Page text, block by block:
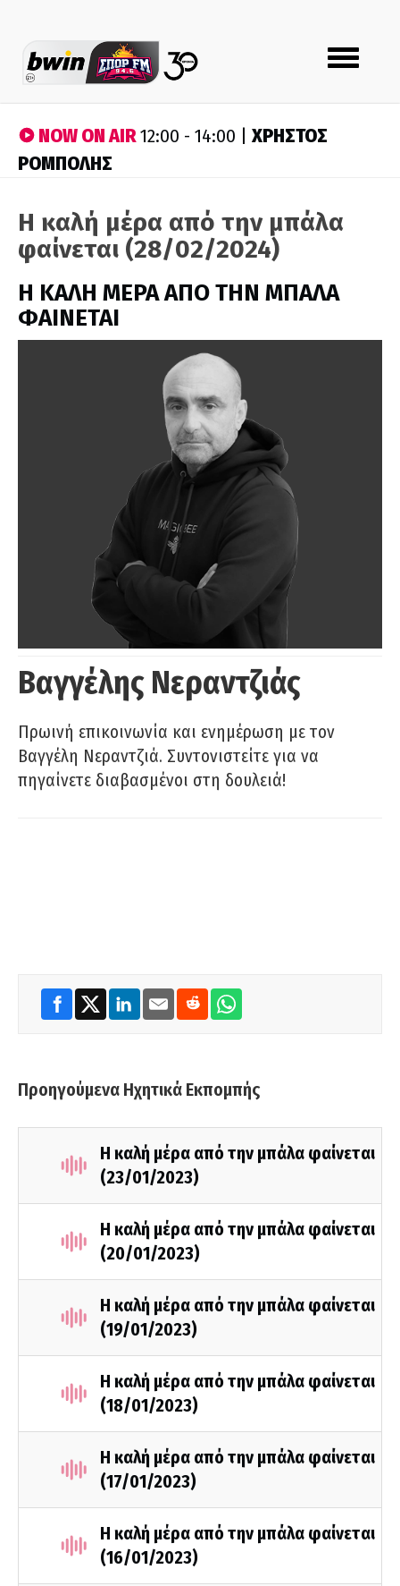
Toggle
navigation
NOW ON AIR12:00 - 14:00 | ΧΡΗΣΤΟΣ
ΡΟΜΠΟΛΗΣ
Η καλή μέρα από την μπάλα
φαίνεται (28/02/2024)
H ΚΑΛΗ ΜΕΡΑ ΑΠΟ ΤΗΝ ΜΠΑΛΑ
ΦΑΙΝΕΤΑΙ
Βαγγέλης Νεραντζιάς
Πρωινή επικοινωνία και ενημέρωση με τον
Βαγγέλη Νεραντζιά. Συντονιστείτε για να
πηγαίνετε διαβασμένοι στη δουλειά!
Προηγούμενα Ηχητικά Εκπομπής
Η καλή μέρα από την μπάλα φαίνεται
(23/01/2023)
Η καλή μέρα από την μπάλα φαίνεται
(20/01/2023)
Η καλή μέρα από την μπάλα φαίνεται
(19/01/2023)
Η καλή μέρα από την μπάλα φαίνεται
(18/01/2023)
Η καλή μέρα από την μπάλα φαίνεται
(17/01/2023)
Η καλή μέρα από την μπάλα φαίνεται
(16/01/2023)